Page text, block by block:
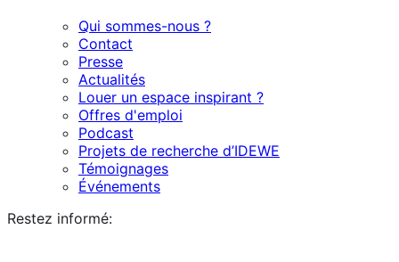
Qui sommes-nous ?
Contact
Presse
Actualités
Louer un espace inspirant ?
Offres d'emploi
Podcast
Projets de recherche d’IDEWE
Témoignages
Événements
Restez informé: